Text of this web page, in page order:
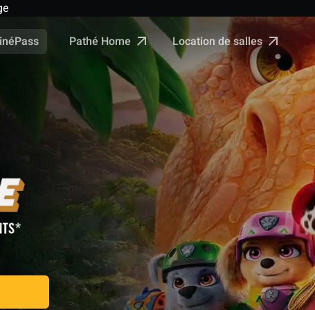
Pathé Home Location de salles